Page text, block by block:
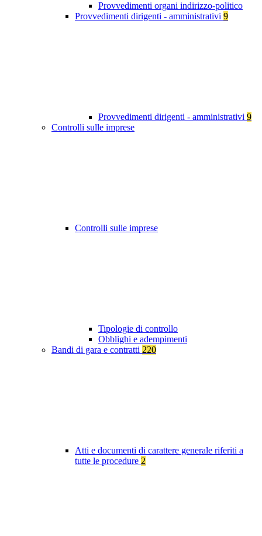
Provvedimenti organi indirizzo-politico
Provvedimenti dirigenti - amministrativi 9
Provvedimenti dirigenti - amministrativi 9
Controlli sulle imprese
Controlli sulle imprese
Tipologie di controllo
Obblighi e adempimenti
Bandi di gara e contratti 220
Atti e documenti di carattere generale riferiti a
tutte le procedure 2